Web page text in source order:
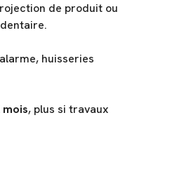
de produit ou
huisseries
, plus si travaux